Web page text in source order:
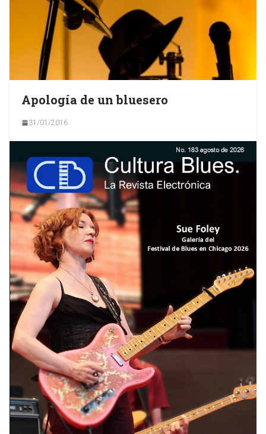
Apología de un bluesero
31/01/2016